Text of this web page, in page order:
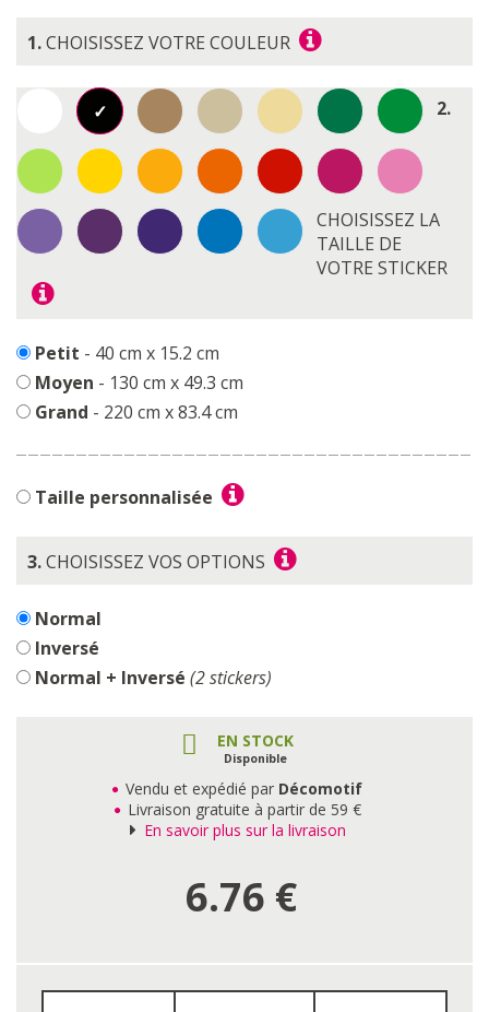
1.CHOISISSEZ VOTRE COULEUR
2.
CHOISISSEZ LA
TAILLE DE
VOTRE STICKER
Petit - 40 cm x 15.2 cm
Moyen - 130 cm x 49.3 cm
Grand - 220 cm x 83.4 cm
Taille personnalisée
3.CHOISISSEZ VOS OPTIONS
Normal
Inversé
Normal + Inversé (2 stickers)
EN STOCK
Disponible
Vendu et expédié par Décomotif
Livraison gratuite à partir de 59 €
En savoir plus sur la livraison
6.76 €